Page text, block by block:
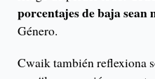
porcentajes de baja sean
Género.
Cwaik también reflexiona